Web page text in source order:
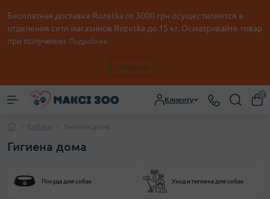
Бесплатная доставка Rozetka от 3000 грн осуществляется в
отделения сети магазинов Rozetka до 15 кг. Осматривайте товар
при получении. Подробнее
Закрыть
Клиенту
0
Собаки Гигиена дома
Гигиена дома
Посуда для собак Уход и гигиена для собак